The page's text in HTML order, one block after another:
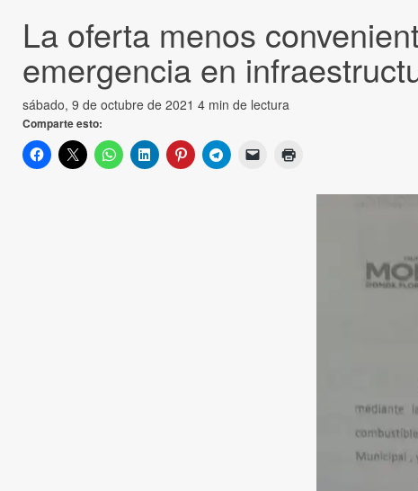
La oferta menos
emergencia en
sábado, 9 de octubre de 2021 4 min de lectura
Comparte esto: